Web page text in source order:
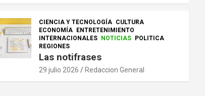
CIENCIA Y TECNOLOGÍA CULTURA
ECONOMÍA
ENTRETENIMIENTO
INTERNACIONALES
NOTICIAS
POLITICA
REGIONES
Las notifrases
29 julio 2026 Redaccion General